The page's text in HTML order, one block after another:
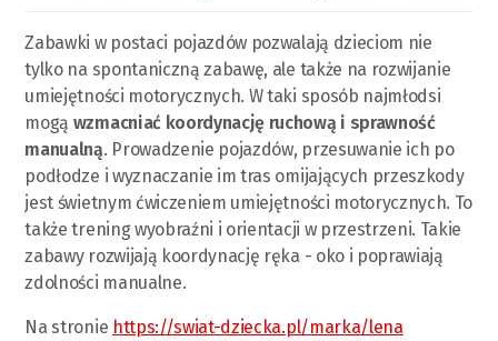
Zabawki w postaci pojazdów pozwalają dzieciom nie
tylko na spontaniczną zabawę, ale także na rozwijanie
umiejętności motorycznych. W taki sposób najmłodsi
mogą wzmacniać koordynację ruchową i sprawność
manualną. Prowadzenie pojazdów, przesuwanie ich po
podłodze i wyznaczanie im tras omijających przeszkody
jest świetnym ćwiczeniem umiejętności motorycznych. To
także trening wyobraźni i orientacji w przestrzeni. Takie
zabawy rozwijają koordynację ręka - oko i poprawiają
zdolności manualne.
Na stronie https://swiat-dziecka.pl/marka/lena